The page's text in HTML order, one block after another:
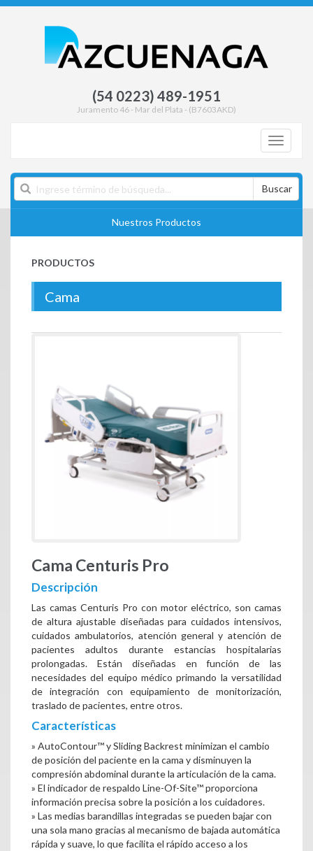
(54 0223) 489-1951
Juramento 46 - Mar del Plata - (B7603AKD)
Toggle
Buscar
Nuestros Productos
PRODUCTOS
Cama
Cama Centuris Pro
Descripción
Las camas Centuris Pro con motor eléctrico, son camas
de altura ajustable diseñadas para cuidados intensivos,
cuidados ambulatorios, atención general y atención de
pacientes adultos durante estancias hospitalarias
prolongadas. Están diseñadas en función de las
necesidades del equipo médico primando la versatilidad
de integración con equipamiento de monitorización,
traslado de pacientes, entre otros.
Características
» AutoContour™ y Sliding Backrest minimizan el cambio
de posición del paciente en la cama y disminuyen la
compresión abdominal durante la articulación de la cama.
» El indicador de respaldo Line-Of-Site™ proporciona
información precisa sobre la posición a los cuidadores.
» Las medias barandillas integradas se pueden bajar con
una sola mano gracias al mecanismo de bajada automática
rápida y suave, lo que facilita el rápido acceso a los